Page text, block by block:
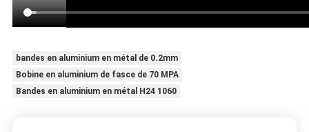
bandes en aluminium en métal de 0.2mm
Bobine en aluminium de fasce de 70 MPA
Bandes en aluminium en métal H24 1060